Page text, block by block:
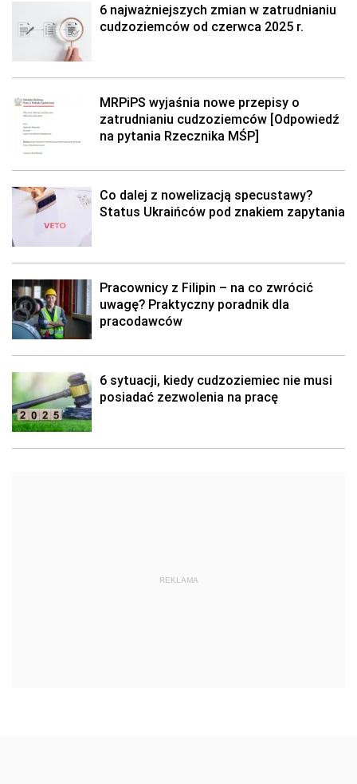
6 najważniejszych zmian w zatrudnianiu
cudzoziemców od czerwca 2025 r.
MRPiPS wyjaśnia nowe przepisy o
zatrudnianiu cudzoziemców [Odpowiedź
na pytania Rzecznika MŚP]
Co dalej z nowelizacją specustawy?
Status Ukraińców pod znakiem zapytania
Pracownicy z Filipin – na co zwrócić
uwagę? Praktyczny poradnik dla
pracodawców
6 sytuacji, kiedy cudzoziemiec nie musi
posiadać zezwolenia na pracę
REKLAMA